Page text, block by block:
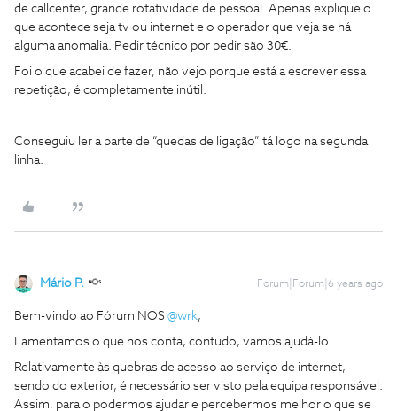
de callcenter, grande rotatividade de pessoal. Apenas explique o
que acontece seja tv ou internet e o operador que veja se há
alguma anomalia. Pedir técnico por pedir são 30€.
Foi o que acabei de fazer, não vejo porque está a escrever essa
repetição, é completamente inútil.
Conseguiu ler a parte de “quedas de ligação” tá logo na segunda
linha.
Mário P. Forum|Forum|6 years ago
Bem-vindo ao Fórum NOS @wrk,
Lamentamos o que nos conta, contudo, vamos ajudá-lo.
Relativamente às quebras de acesso ao serviço de internet,
sendo do exterior, é necessário ser visto pela equipa responsável.
Assim, para o podermos ajudar e percebermos melhor o que se